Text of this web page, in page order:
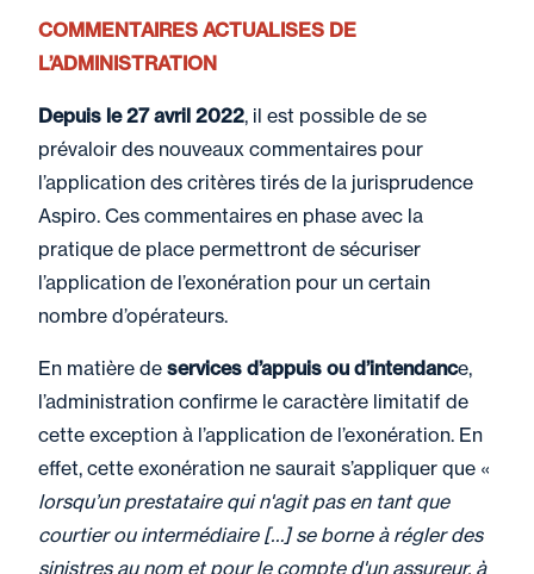
COMMENTAIRES ACTUALISES DE
L’ADMINISTRATION
Depuis le 27 avril 2022, il est possible de se
prévaloir des nouveaux commentaires pour
l’application des critères tirés de la jurisprudence
Aspiro. Ces commentaires en phase avec la
pratique de place permettront de sécuriser
l’application de l’exonération pour un certain
nombre d’opérateurs.
En matière de services d’appuis ou d’intendance,
l’administration confirme le caractère limitatif de
cette exception à l’application de l’exonération. En
effet, cette exonération ne saurait s’appliquer que «
lorsqu’un prestataire qui n'agit pas en tant que
courtier ou intermédiaire […] se borne à régler des
sinistres au nom et pour le compte d'un assureur, à